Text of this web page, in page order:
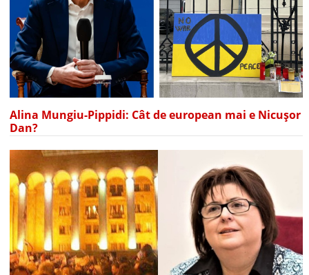
Alina Mungiu-Pippidi: Cât de european mai e Nicușor
Dan?